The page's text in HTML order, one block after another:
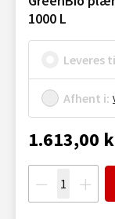
1000 L
Leveres
Afhent i:
1.613,00